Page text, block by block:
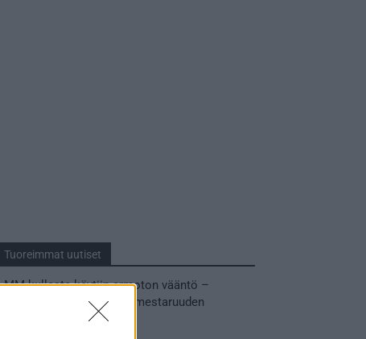
Tuoreimmat uutiset
MM-kullasta käytiin armoton vääntö –
Leijonat voitti maailmanmestaruuden